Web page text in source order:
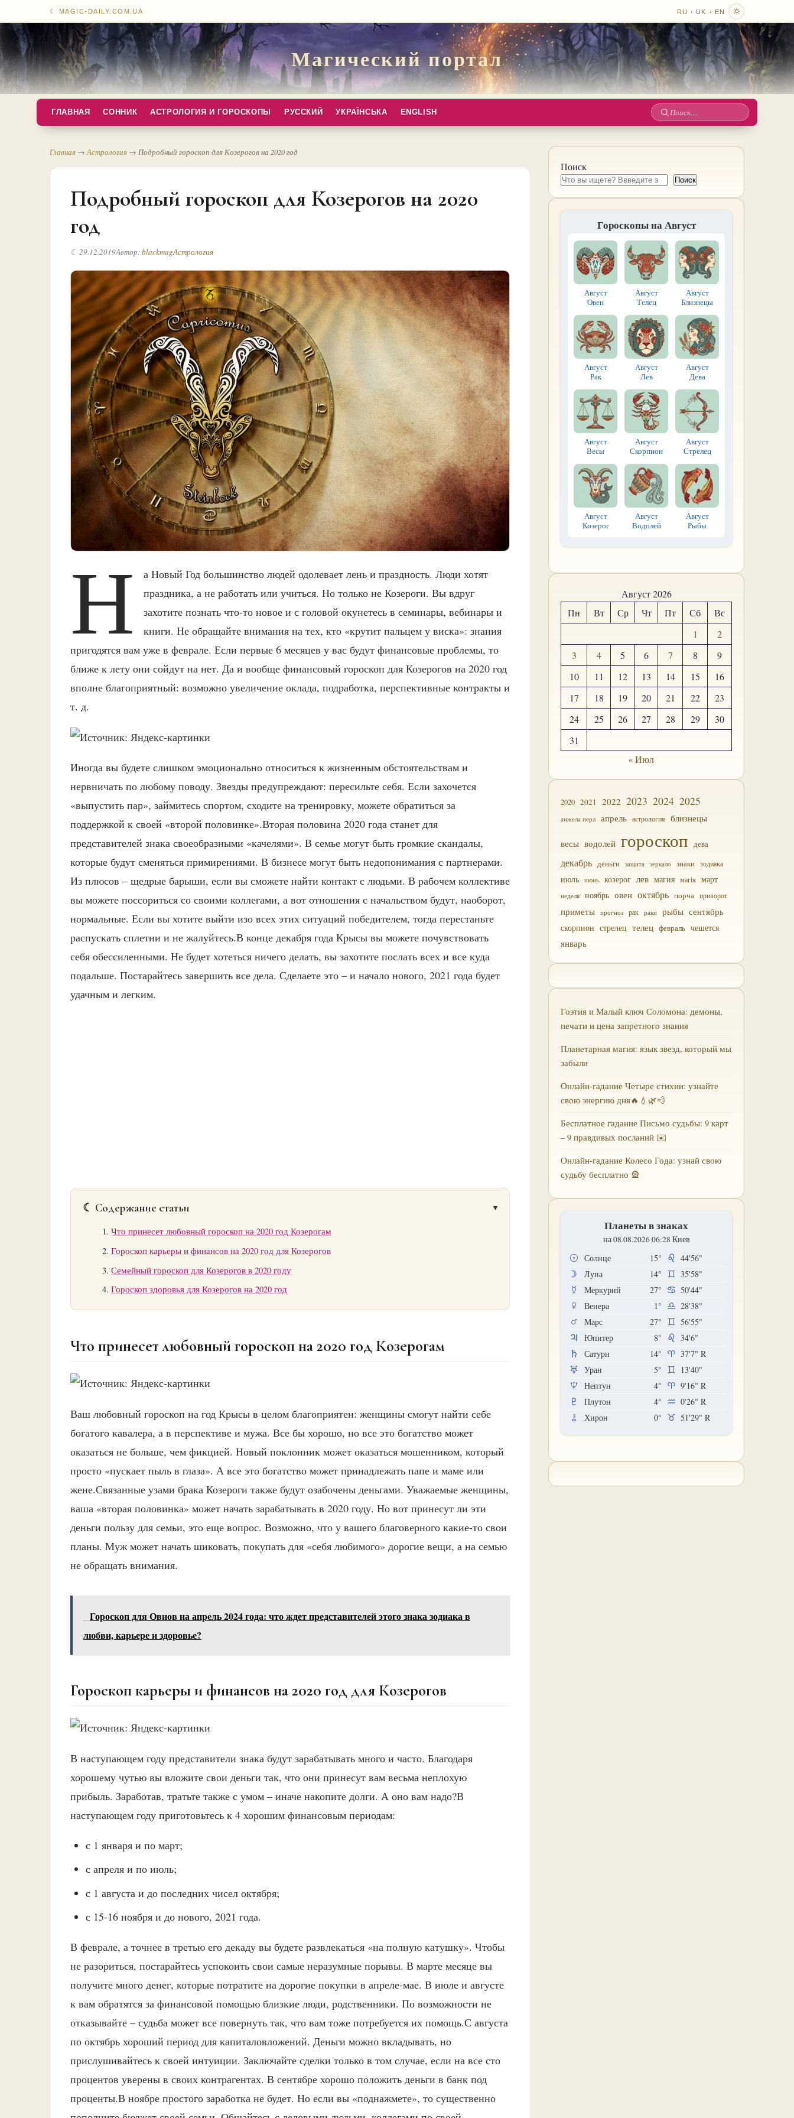
☾ MAGIC-DAILY.COM.UA RU · UK · EN
Магический портал
ГЛАВНАЯ СОННИК АСТРОЛОГИЯ И ГОРОСКОПЫ РУССКИЙ УКРАЇНСЬКА ENGLISH
Поиск
Главная → Астрология → Подробный гороскоп для Козерогов на 2020 год
Подробный гороскоп для Козерогов на 2020
год
☾ 29.12.2019Автор:blackmagАстрология
Н
а Новый Год большинство людей одолевает лень и праздность. Люди хотят
праздника, а не работать или учиться. Но только не Козероги. Вы вдруг
захотите познать что-то новое и с головой окунетесь в семинары, вебинары и
книги. Не обращайте внимания на тех, кто «крутит пальцем у виска»: знания
пригодятся вам уже в феврале. Если первые 6 месяцев у вас будут финансовые проблемы, то
ближе к лету они сойдут на нет. Да и вообще финансовый гороскоп для Козерогов на 2020 год
вполне благоприятный: возможно увеличение оклада, подработка, перспективные контракты и
т. д.
Иногда вы будете слишком эмоционально относиться к жизненным обстоятельствам и
нервничать по любому поводу. Звезды предупреждают: пересильте себя. Если захочется
«выпустить пар», займитесь спортом, сходите на тренировку, можете обратиться за
поддержкой к своей «второй половинке».Вторая половина 2020 года станет для
представителей знака своеобразными «качелями». В семье могут быть громкие скандалы,
которые будут сменяться примирениями. В бизнесе могут быть недопонимания с партнерами.
Из плюсов – щедрые барыши, если вы сможете найти контакт с людьми. В рабочем коллективе
вы можете поссориться со своими коллегами, а вот отношения с начальством будут, наоборот,
нормальные. Если вы хотите выйти изо всех этих ситуаций победителем, тогда перестаньте
распускать сплетни и не жалуйтесь.В конце декабря года Крысы вы можете почувствовать
себя обессиленными. Не будет хотеться ничего делать, вы захотите послать всех и все куда
подальше. Постарайтесь завершить все дела. Сделаете это – и начало нового, 2021 года будет
удачным и легким.
☾ Содержание статьи
Что принесет любовный гороскоп на 2020 год Козерогам
Гороскоп карьеры и финансов на 2020 год для Козерогов
Семейный гороскоп для Козерогов в 2020 году
Гороскоп здоровья для Козерогов на 2020 год
Что принесет любовный гороскоп на 2020 год Козерогам
Ваш любовный гороскоп на год Крысы в целом благоприятен: женщины смогут найти себе
богатого кавалера, а в перспективе и мужа. Все бы хорошо, но все это богатство может
оказаться не больше, чем фикцией. Новый поклонник может оказаться мошенником, который
просто «пускает пыль в глаза». А все это богатство может принадлежать папе и маме или
жене.Связанные узами брака Козероги также будут озабочены деньгами. Уважаемые женщины,
ваша «вторая половинка» может начать зарабатывать в 2020 году. Но вот принесут ли эти
деньги пользу для семьи, это еще вопрос. Возможно, что у вашего благоверного какие-то свои
планы. Муж может начать шиковать, покупать для «себя любимого» дорогие вещи, а на семью
не обращать внимания.
Гороскоп для Овнов на апрель 2024 года: что ждет представителей этого знака зодиака в
любви, карьере и здоровье?
Гороскоп карьеры и финансов на 2020 год для Козерогов
В наступающем году представители знака будут зарабатывать много и часто. Благодаря
хорошему чутью вы вложите свои деньги так, что они принесут вам весьма неплохую
прибыль. Заработав, тратьте также с умом – иначе накопите долги. А оно вам надо?В
наступающем году приготовьтесь к 4 хорошим финансовым периодам:
с 1 января и по март;
с апреля и по июль;
с 1 августа и до последних чисел октября;
с 15-16 ноября и до нового, 2021 года.
В феврале, а точнее в третью его декаду вы будете развлекаться «на полную катушку». Чтобы
не разориться, постарайтесь успокоить свои самые неразумные порывы. В марте месяце вы
получите много денег, которые потратите на дорогие покупки в апреле-мае. В июле и августе
к вам обратятся за финансовой помощью близкие люди, родственники. По возможности не
отказывайте – судьба может все повернуть так, что вам тоже потребуется их помощь.С августа
по октябрь хороший период для капиталовложений. Деньги можно вкладывать, но
прислушивайтесь к своей интуиции. Заключайте сделки только в том случае, если на все сто
процентов уверены в своих контрагентах. В сентябре хорошо положить деньги в банк под
проценты.В ноябре простого заработка не будет. Но если вы «поднажмете», то существенно
Поиск
Поиск
Гороскопы на Август
Август
Овен
Август
Телец
Август
Близнецы
Август
Рак
Август
Лев
Август
Дева
Август
Весы
Август
Скорпион
Август
Стрелец
Август
Козерог
Август
Водолей
Август
Рыбы
Август 2026
Пн
Вт Ср Чт Пт Сб
Вс
1
2
3
4 5 6 7 8
9
10
11 12 13 14 15
16
17
18 19 20 21 22
23
24
25 26 27 28 29
30
31
« Июл
2020 2021 2022 2023 2024 2025
анжела перл апрель астрология близнецы
весы водолей гороскоп дева
декабрь деньги защита зеркало знаки зодиака
июль июнь козерог лев магия магія март
неделя ноябрь овен октябрь порча приворот
приметы прогноз рак раки рыбы сентябрь
скорпион стрелец телец февраль чешется
январь
Гоэтия и Малый ключ Соломона: демоны,
печати и цена запретного знания
Планетарная магия: язык звезд, который мы
забыли
Онлайн-гадание Четыре стихии: узнайте
свою энергию дня🔥💧🌿💨
Бесплатное гадание Письмо судьбы: 9 карт
– 9 правдивых посланий ✉️
Онлайн-гадание Колесо Года: узнай свою
судьбу бесплатно 🎡
Планеты в знаках
на 08.08.2026 06:28 Киев
Солнце 15°
44'56"
Луна
14°
35'58"
Меркурий
27°
50'44"
Венера
1°
28'38"
Марс
27°
56'55"
Юпитер
8°
34'6"
Сатурн
14° 37'7" R
Уран
5°
13'40"
Нептун
4° 9'16" R
Плутон
4° 0'26" R
Хирон
0° 51'29" R